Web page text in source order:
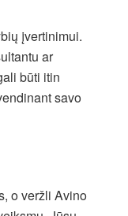
įvertinimui.
ar
būti itin
savo
o veržli Avino